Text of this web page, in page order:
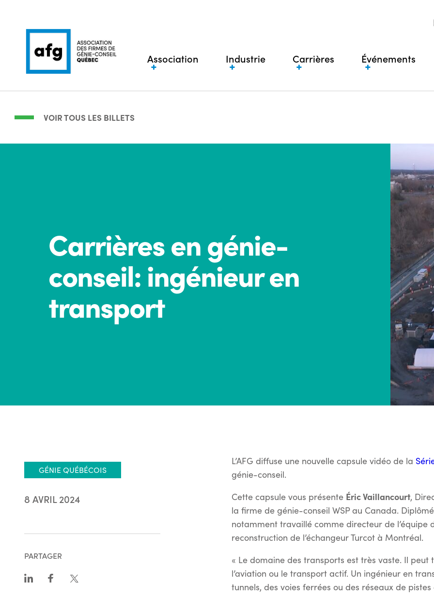
Association Industrie Carrières Événements
VOIR TOUS LES BILLETS
Carrières en génie-
conseil: ingénieur en
transport
GÉNIE QUÉBÉCOIS
8 AVRIL 2024
PARTAGER
L’AFG diffuse une nouvelle capsule vidéo de la
génie-conseil.
Cette capsule vous présente Éric Vaillancourt,
la firme de génie-conseil WSP au Canada.
notamment travaillé comme directeur de
reconstruction de l’échangeur Turcot à Montréal.
« Le domaine des transports est très vaste. Il
l’aviation ou le transport actif. Un ingénieur en
tunnels, des voies ferrées ou des réseaux de pistes